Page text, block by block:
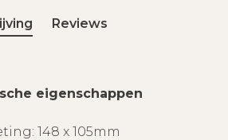
Reviews
eigenschappen
148 x 105mm